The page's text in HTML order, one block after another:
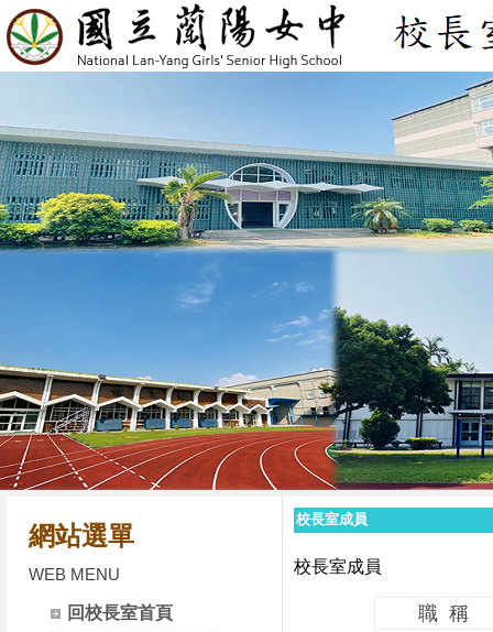
網站選單
WEB MENU
回校長室首頁
校長室成員
校長室成員
職 稱